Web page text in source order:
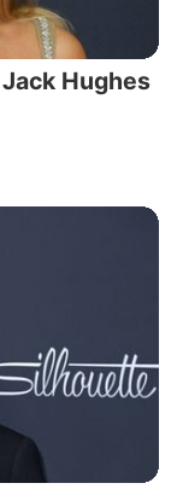
Hughes